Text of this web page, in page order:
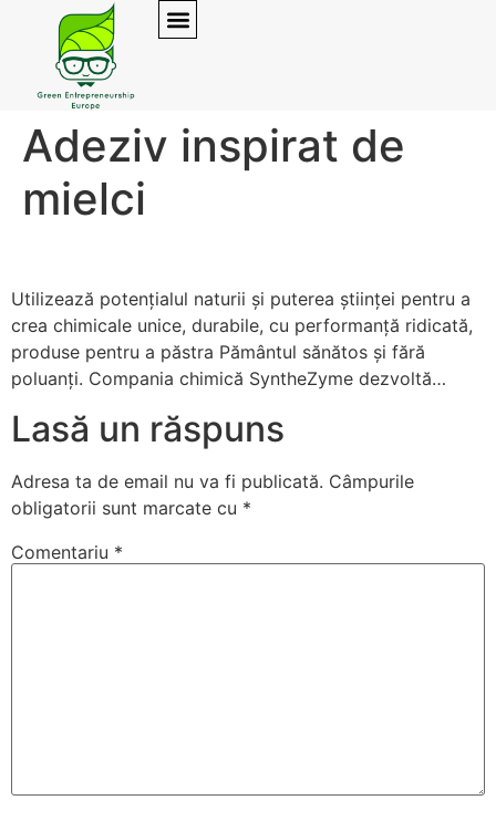
Adeziv inspirat de
mielci
Utilizează potențialul naturii și puterea științei pentru a
crea chimicale unice, durabile, cu performanță ridicată,
produse pentru a păstra Pământul sănătos și fără
poluanți. Compania chimică SyntheZyme dezvoltă…
Lasă un răspuns
Adresa ta de email nu va fi publicată. Câmpurile
obligatorii sunt marcate cu *
Comentariu *